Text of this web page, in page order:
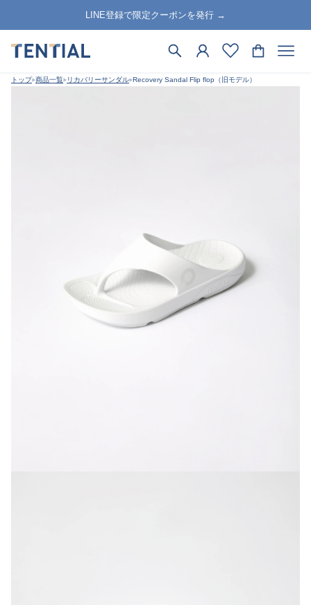
LINE登録で限定クーポンを発行 →
トップ 商品一覧 リカバリーサンダル Recovery Sandal Flip flop（旧モデル）